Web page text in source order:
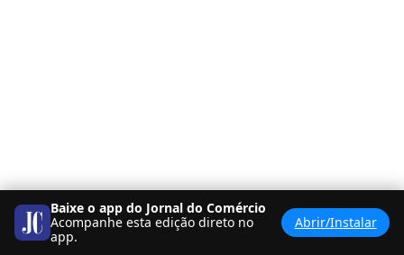
Baixe o app do Jornal do Comércio
Acompanhe esta edição direto no
app.
Abrir/Instalar